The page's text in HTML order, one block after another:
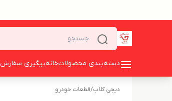
دسته‌بندی محصولاتخانهپیگیری سفارش
دیجی کلاب/قطعات خودرو